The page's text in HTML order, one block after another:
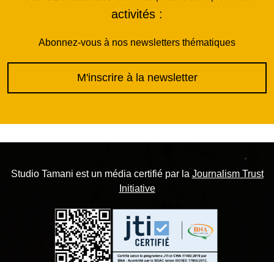
activités :
Abonnez-vous à nos newsletters thématiques
M'inscrire à la newsletter
Studio Tamani est un média certifié par la Journalism Trust
Initiative